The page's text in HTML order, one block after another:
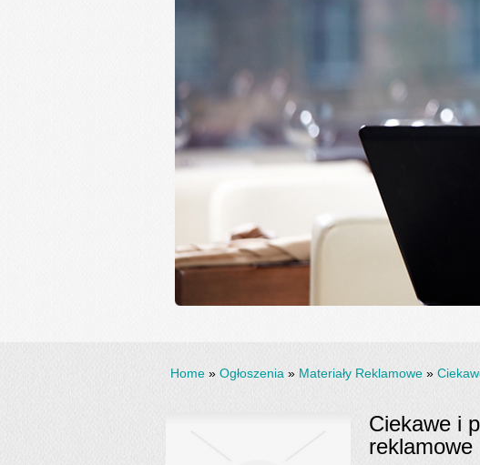
Home » Ogłoszenia » Materiały Reklamowe »
Ciekawe i
reklamowe